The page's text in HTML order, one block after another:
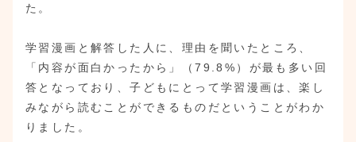
た。
学習漫画と解答した人に、理由を聞いたところ、
「内容が面白かったから」（79.8%）が最も多い回
答となっており、子どもにとって学習漫画は、楽し
みながら読むことができるものだということがわか
りました。